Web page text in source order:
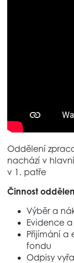
Oddělení
nachází v
v 1. patře
Činnost
Výběr a
Evidence
Přijímání a
fondu
Odpisy